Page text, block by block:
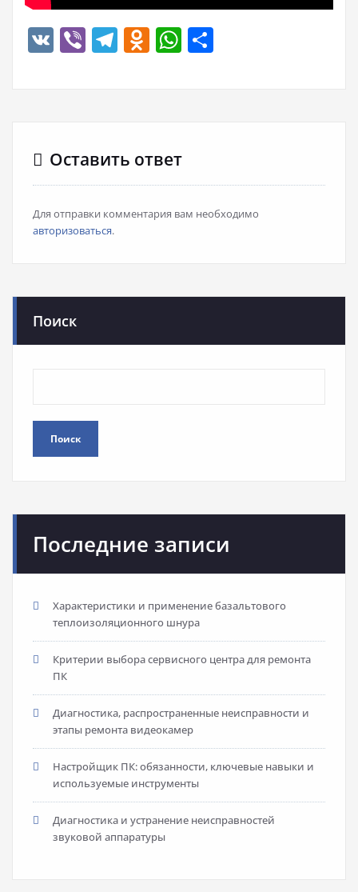
VK ViberTelegram
Odnoklassniki
WhatsApp
Оставить ответ
Для отправки комментария вам необходимо
авторизоваться.
Поиск
Поиск
Последние записи
Характеристики и применение базальтового
теплоизоляционного шнура
Критерии выбора сервисного центра для ремонта
ПК
Диагностика, распространенные неисправности и
этапы ремонта видеокамер
Настройщик ПК: обязанности, ключевые навыки и
используемые инструменты
Диагностика и устранение неисправностей
звуковой аппаратуры